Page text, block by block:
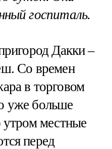
госпиталь.
Дакки –
Со времен
в торговом
уже больше
утром местные
перед